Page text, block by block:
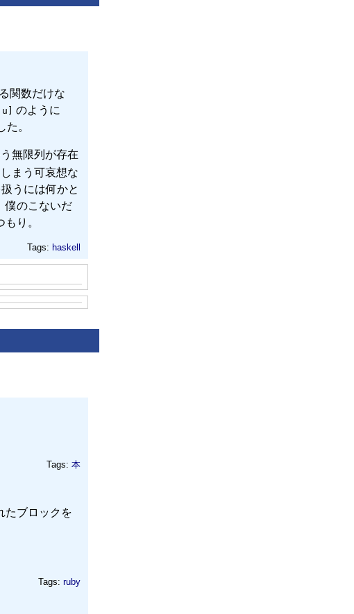
関数だけな
のように
。
無限列が存在
まう可哀想な
うには何かと
僕のこないだ
り。
Tags: haskell
Tags: 本
たブロックを
Tags: ruby